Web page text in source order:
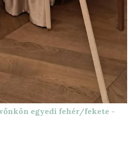
egyedi fehér/fekete -